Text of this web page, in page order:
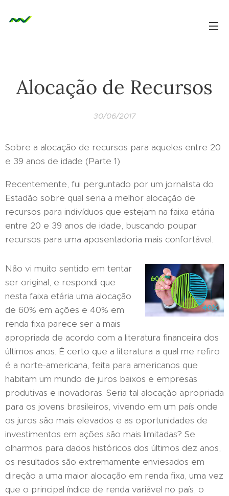
Alocação de Recursos
30/06/2017
Sobre a alocação de recursos para aqueles entre 20
e 39 anos de idade (Parte 1)
Recentemente, fui perguntado por um jornalista do
Estadão sobre qual seria a melhor alocação de
recursos para indivíduos que estejam na faixa etária
entre 20 e 39 anos de idade, buscando poupar
recursos para uma aposentadoria mais confortável.
Não vi muito sentido em tentar
ser original, e respondi que
nesta faixa etária uma alocação
de 60% em ações e 40% em
renda fixa parece ser a mais
apropriada de acordo com a literatura financeira dos
últimos anos. É certo que a literatura a qual me refiro
é a norte-americana, feita para americanos que
habitam um mundo de juros baixos e empresas
produtivas e inovadoras. Seria tal alocação apropriada
para os jovens brasileiros, vivendo em um país onde
os juros são mais elevados e as oportunidades de
investimentos em ações são mais limitadas? Se
olharmos para dados históricos dos últimos dez anos,
os resultados são extremamente enviesados em
direção a uma maior alocação em renda fixa, uma vez
que o principal índice de renda variável no país, o